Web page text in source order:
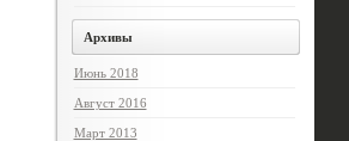
Архивы
Июнь 2018
Август 2016
Март 2013